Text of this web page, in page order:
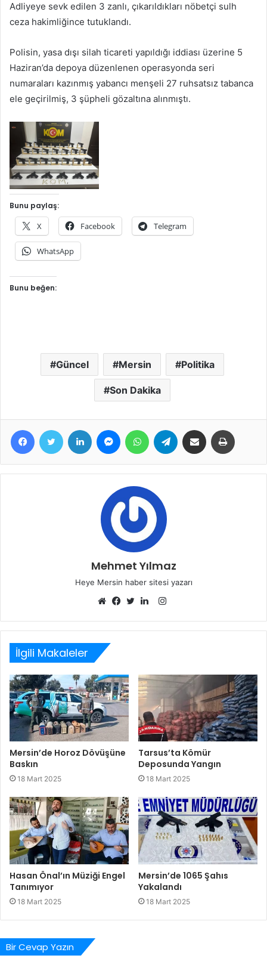
Adliyeye sevk edilen 3 zanlı, çıkarıldıkları nöbetçi sulh
ceza hakimliğince tutuklandı.
Polisin, yasa dışı silah ticareti yapıldığı iddiası üzerine 5
Haziran’da depoya düzenlenen operasyonda seri
numaraları kazınmış yabancı menşeli 27 ruhsatsız tabanca
ele geçirilmiş, 3 şüpheli gözaltına alınmıştı.
Bunu paylaş:
X Facebook Telegram
WhatsApp
Bunu beğen:
Güncel Mersin Politika
Son Dakika
FacebookTwitter LinkedIn MessengerWhatsAppTelegram E-Posta ile paylaş
Mehmet Yılmaz
Heye Mersin haber sitesi yazarı
sitesi
Instagram
İlgili Makaleler
Mersin’de Horoz Dövüşüne
Baskın
18 Mart 2025
Tarsus’ta Kömür
Deposunda Yangın
18 Mart 2025
Hasan Önal’ın Müziği Engel
Tanımıyor
18 Mart 2025
Mersin’de 1065 Şahıs
Yakalandı
18 Mart 2025
Bir Cevap Yazın